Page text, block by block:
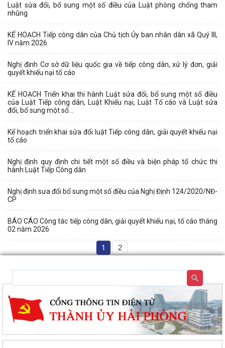
Luật sửa đổi, bổ sung một số điều của Luật phòng chống tham
nhũng
KẾ HOẠCH Tiếp công dân của Chủ tịch Ủy ban nhân dân xã Quý III,
IV năm 2026
Nghị định Cơ sở dữ liệu quốc gia về tiếp công dân, xử lý đơn, giải
quyết khiếu nại tố cáo
KẾ HOẠCH Triển khai thi hành Luật sửa đổi, bổ sung một số điều
của Luật Tiếp công dân, Luật Khiếu nại, Luật Tố cáo và Luật sửa
đổi, bổ sung một số...
Kế hoạch triển khai sửa đổi luật Tiếp công dân, giải quyết khiếu nại
tố cáo
Nghị định quy định chi tiết một số điều và biện pháp tổ chức thi
hành Luật Tiếp Công dân
Nghị định sưa đổi bổ sung một số điều của Nghị Định 124/2020/NĐ-
CP
BÁO CÁO Công tác tiếp công dân, giải quyết khiếu nại, tố cáo tháng
02 năm 2026
1 2